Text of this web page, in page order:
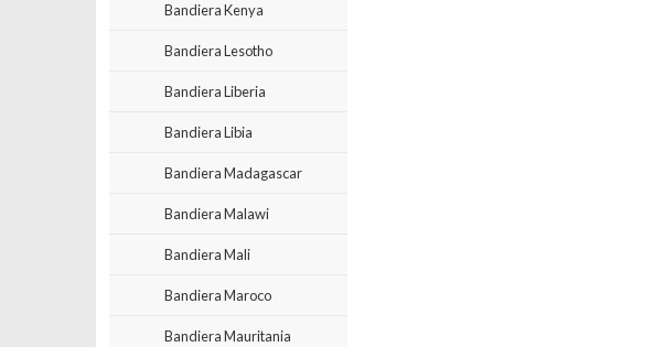
Bandiera Kenya
Bandiera Lesotho
Bandiera Liberia
Bandiera Libia
Bandiera Madagascar
Bandiera Malawi
Bandiera Mali
Bandiera Maroco
Bandiera Mauritania